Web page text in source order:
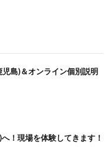
島)＆オンライン個別説明
！現場を体験してきます！